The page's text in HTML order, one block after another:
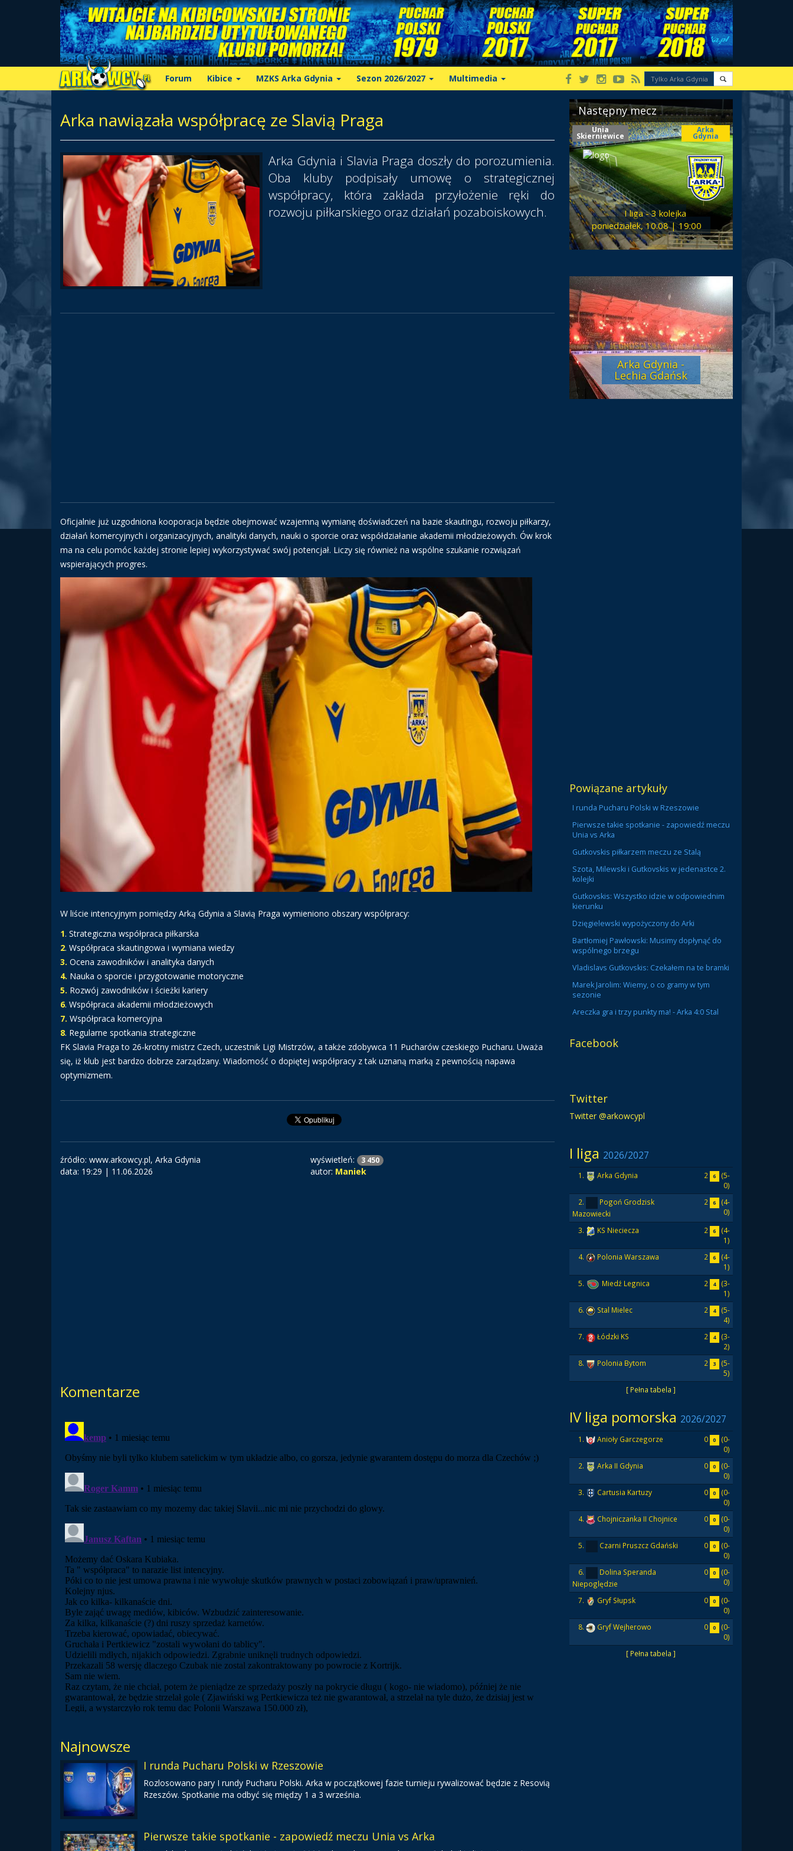
Forum Kibice MZKS Arka Gdynia Sezon 2026/2027 Multimedia
Arka nawiązała współpracę ze Slavią Praga
Arka Gdynia i Slavia Praga doszły do porozumienia.
Oba kluby podpisały umowę o strategicznej
współpracy, która zakłada przyłożenie ręki do
rozwoju piłkarskiego oraz działań pozaboiskowych.
Oficjalnie już uzgodniona kooporacja będzie obejmować wzajemną wymianę doświadczeń na bazie skautingu, rozwoju piłkarzy,
działań komercyjnych i organizacyjnych, analityki danych, nauki o sporcie oraz współdziałanie akademii młodzieżowych. Ów krok
ma na celu pomóc każdej stronie lepiej wykorzystywać swój potencjał. Liczy się również na wspólne szukanie rozwiązań
wspierających progres.
W liście intencyjnym pomiędzy Arką Gdynia a Slavią Praga wymieniono obszary współpracy:
1. Strategiczna współpraca piłkarska
2. Współpraca skautingowa i wymiana wiedzy
3. Ocena zawodników i analityka danych
4. Nauka o sporcie i przygotowanie motoryczne
5. Rozwój zawodników i ścieżki kariery
6. Współpraca akademii młodzieżowych
7. Współpraca komercyjna
8. Regularne spotkania strategiczne
FK Slavia Praga to 26-krotny mistrz Czech, uczestnik Ligi Mistrzów, a także zdobywca 11 Pucharów czeskiego Pucharu. Uważa
się, iż klub jest bardzo dobrze zarządzany. Wiadomość o dopiętej współpracy z tak uznaną marką z pewnością napawa
optymizmem.
źródło: www.arkowcy.pl, Arka Gdynia
data: 19:29 | 11.06.2026
wyświetleń: 3 450
autor: Maniek
Komentarze
Najnowsze
I runda Pucharu Polski w Rzeszowie
Rozlosowano pary I rundy Pucharu Polski. Arka w początkowej fazie turnieju rywalizować będzie z Resovią
Rzeszów. Spotkanie ma odbyć się między 1 a 3 września.
Pierwsze takie spotkanie - zapowiedź meczu Unia vs Arka
Następny mecz
Unia
Skierniewice
Arka
Gdynia
I liga - 3 kolejka
poniedziałek, 10.08 | 19:00
Arka Gdynia -
Lechia Gdańsk
Powiązane artykuły
I runda Pucharu Polski w Rzeszowie
Pierwsze takie spotkanie - zapowiedź meczu
Unia vs Arka
Gutkovskis piłkarzem meczu ze Stalą
Szota, Milewski i Gutkovskis w jedenastce 2.
kolejki
Gutkovskis: Wszystko idzie w odpowiednim
kierunku
Dzięgielewski wypożyczony do Arki
Bartłomiej Pawłowski: Musimy dopłynąć do
wspólnego brzegu
Vladislavs Gutkovskis: Czekałem na te bramki
Marek Jarolim: Wiemy, o co gramy w tym
sezonie
Areczka gra i trzy punkty ma! - Arka 4:0 Stal
Facebook
Twitter
Twitter @arkowcypl
I liga 2026/2027
[ Pełna tabela ]
1. Arka Gdynia 2 6
(5-
0)
2.
Pogoń Grodzisk
Mazowiecki
2 6
(4-
0)
3.
KS Nieciecza 2 6
(4-
1)
4.
Polonia Warszawa 2 6
(4-
1)
5.
Miedź Legnica 2 4
(3-
1)
6.
Stal Mielec 2 4
(5-
4)
7.
Łódzki KS 2 4
(3-
2)
8.
Polonia Bytom 2 3
(5-
5)
IV liga pomorska 2026/2027
[ Pełna tabela ]
1. Anioły Garczegorze 0 0
(0-
0)
2.
Arka II Gdynia 0 0
(0-
0)
3.
Cartusia Kartuzy 0 0
(0-
0)
4.
Chojniczanka II Chojnice 0 0
(0-
0)
5.
Czarni Pruszcz Gdański 0 0
(0-
0)
6.
Dolina Speranda
Niepoględzie
0 0
(0-
0)
7.
Gryf Słupsk 0 0
(0-
0)
8.
Gryf Wejherowo 0 0
(0-
0)